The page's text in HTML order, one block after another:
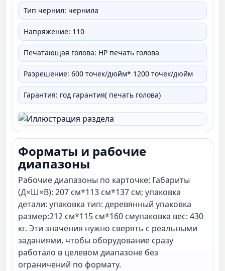
Тип чернил: чернила
Напряжение: 110
Печатающая голова: HP печать голова
Разрешение: 600 точек/дюйм* 1200 точек/дюйм
Гарантия: год гарантия( печать голова)
Форматы и рабочие
диапазоны
Рабочие диапазоны по карточке: Габариты
(Д×Ш×В): 207 см*113 см*137 см; упаковка
детали: упаковка тип: деревянный упаковка
размер:212 см*115 см*160 смупаковка вес: 430
кг. Эти значения нужно сверять с реальными
заданиями, чтобы оборудование сразу
работало в целевом диапазоне без
ограничений по формату.